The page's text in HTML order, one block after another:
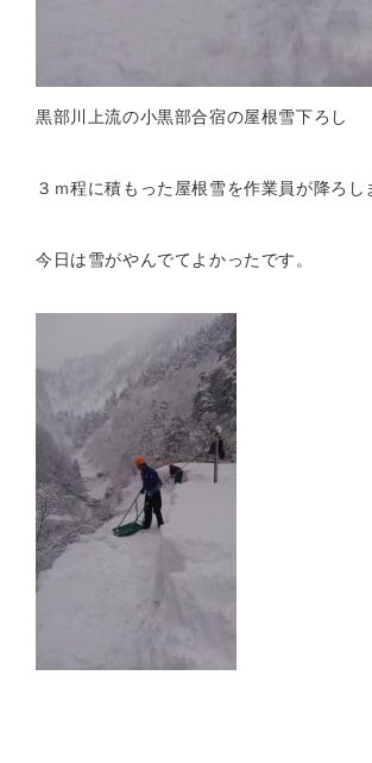
黒部川上流の小黒部合宿の屋根雪下ろし
３ｍ程に積もった屋根雪を作業員が降ろし
今日は雪がやんでてよかったです。